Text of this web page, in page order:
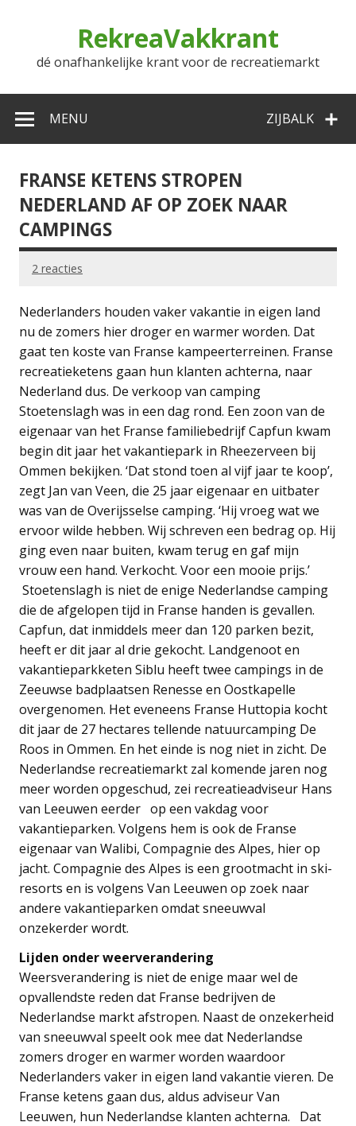
RekreaVakkrant
dé onafhankelijke krant voor de recreatiemarkt
ZIJBALK
MENU
FRANSE KETENS STROPEN
NEDERLAND AF OP ZOEK NAAR
CAMPINGS
2 reacties
Nederlanders houden vaker vakantie in eigen land
nu de zomers hier droger en warmer worden. Dat
gaat ten koste van Franse kampeerterreinen. Franse
recreatieketens gaan hun klanten achterna, naar
Nederland dus. De verkoop van camping
Stoetenslagh was in een dag rond. Een zoon van de
eigenaar van het Franse familiebedrijf Capfun kwam
begin dit jaar het vakantiepark in Rheezerveen bij
Ommen bekijken. ‘Dat stond toen al vijf jaar te koop’,
zegt Jan van Veen, die 25 jaar eigenaar en uitbater
was van de Overijsselse camping. ‘Hij vroeg wat we
ervoor wilde hebben. Wij schreven een bedrag op. Hij
ging even naar buiten, kwam terug en gaf mijn
vrouw een hand. Verkocht. Voor een mooie prijs.’
Stoetenslagh is niet de enige Nederlandse camping
die de afgelopen tijd in Franse handen is gevallen.
Capfun, dat inmiddels meer dan 120 parken bezit,
heeft er dit jaar al drie gekocht. Landgenoot en
vakantieparkketen Siblu heeft twee campings in de
Zeeuwse badplaatsen Renesse en Oostkapelle
overgenomen. Het eveneens Franse Huttopia kocht
dit jaar de 27 hectares tellende natuurcamping De
Roos in Ommen. En het einde is nog niet in zicht. De
Nederlandse recreatiemarkt zal komende jaren nog
meer worden opgeschud, zei recreatieadviseur Hans
van Leeuwen eerder op een vakdag voor
vakantieparken. Volgens hem is ook de Franse
eigenaar van Walibi, Compagnie des Alpes, hier op
jacht. Compagnie des Alpes is een grootmacht in ski-
resorts en is volgens Van Leeuwen op zoek naar
andere vakantieparken omdat sneeuwval
onzekerder wordt.
Lijden onder weerverandering
Weersverandering is niet de enige maar wel de
opvallendste reden dat Franse bedrijven de
Nederlandse markt afstropen. Naast de onzekerheid
van sneeuwval speelt ook mee dat Nederlandse
zomers droger en warmer worden waardoor
Nederlanders vaker in eigen land vakantie vieren. De
Franse ketens gaan dus, aldus adviseur Van
Leeuwen, hun Nederlandse klanten achterna. Dat